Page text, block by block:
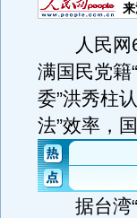
来
人民网6
满国民党籍
委”洪秀柱
法”效率，
据台湾“